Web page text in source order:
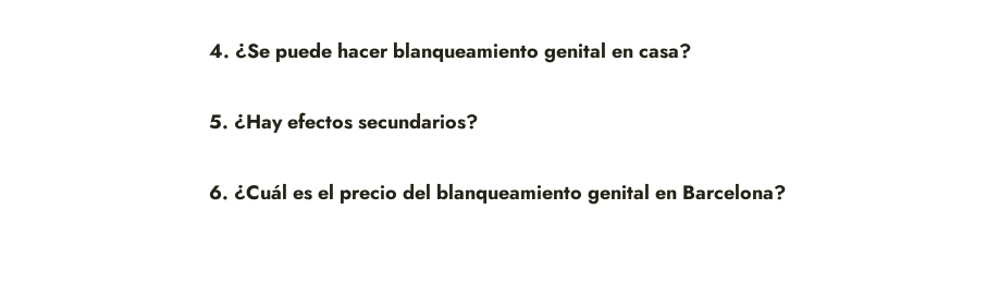
4. ¿Se puede hacer blanqueamiento genital en casa?
5. ¿Hay efectos secundarios?
6. ¿Cuál es el precio del blanqueamiento genital en Barcelona?